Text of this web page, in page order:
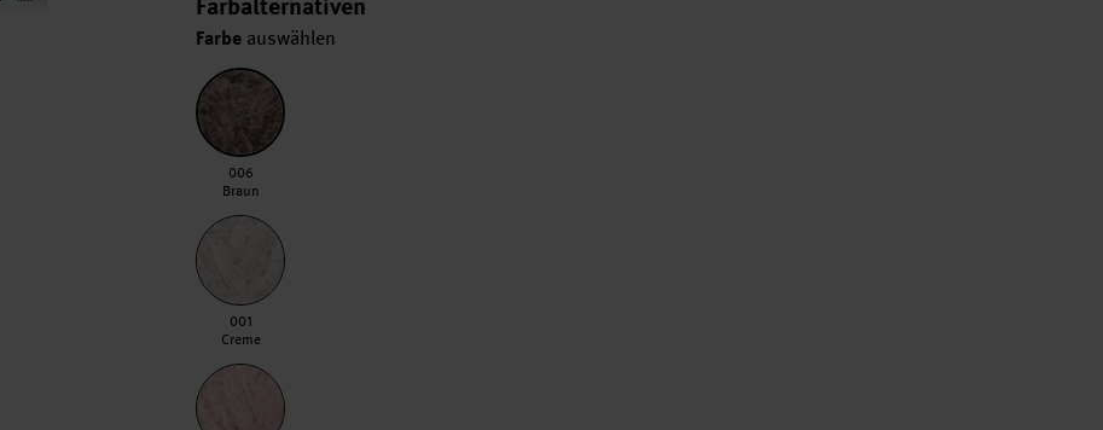
Farbalternativen
Farbe auswählen
006 Braun
006
Braun
001 Creme
001
Creme